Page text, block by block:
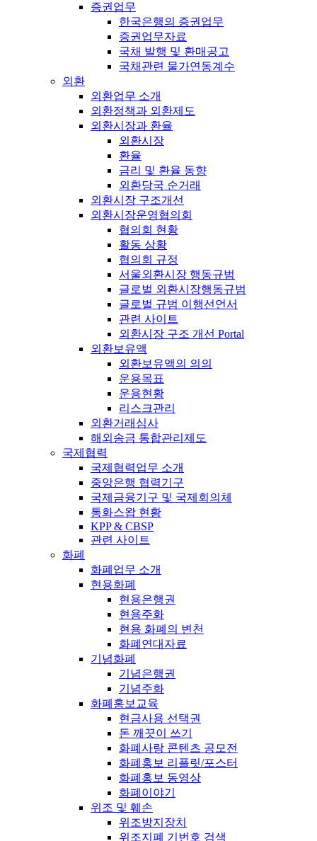
증권업무
한국은행의 증권업무
증권업무자료
국채 발행 및 환매공고
국채관련 물가연동계수
외환
외환업무 소개
외환정책과 외환제도
외환시장과 환율
외환시장
환율
금리 및 환율 동향
외환당국 순거래
외환시장 구조개선
외환시장운영협의회
협의회 현황
활동 상황
협의회 규정
서울외환시장 행동규범
글로벌 외환시장행동규범
글로벌 규범 이행선언서
관련 사이트
외환시장 구조 개선 Portal
외환보유액
외환보유액의 의의
운용목표
운용현황
리스크관리
외환거래심사
해외송금 통합관리제도
국제협력
국제협력업무 소개
중앙은행 협력기구
국제금융기구 및 국제회의체
통화스왑 현황
KPP & CBSP
관련 사이트
화폐
화폐업무 소개
현용화폐
현용은행권
현용주화
현용 화폐의 변천
화폐연대자료
기념화폐
기념은행권
기념주화
화폐홍보교육
현금사용 선택권
돈 깨끗이 쓰기
화폐사랑 콘텐츠 공모전
화폐홍보 리플릿/포스터
화폐홍보 동영상
화폐이야기
위조 및 훼손
위조방지장치
위조지폐 기번호 검색